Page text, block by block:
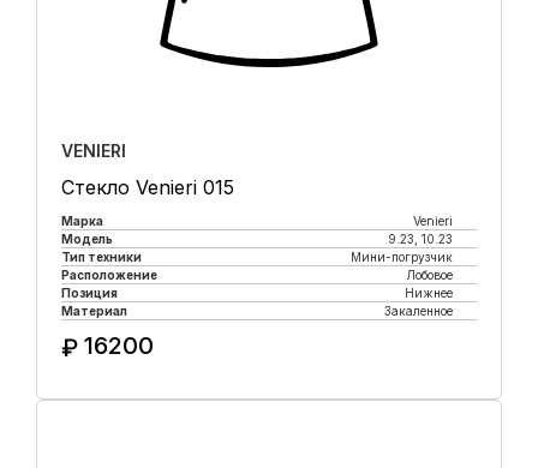
VENIERI
Стекло Venieri 015
Марка
Venieri
Модель
9.23, 10.23
Тип техники
Мини-погрузчик
Расположение
Лобовое
Позиция
Нижнее
Материал
Закаленное
₽ 16200